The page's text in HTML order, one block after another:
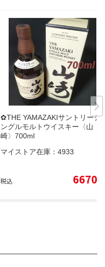
✿THE YAMAZAKIサントリーシ
ングルモルトウイスキー〈山
崎〉700ml
マイストア在庫： 4933
税込 6670